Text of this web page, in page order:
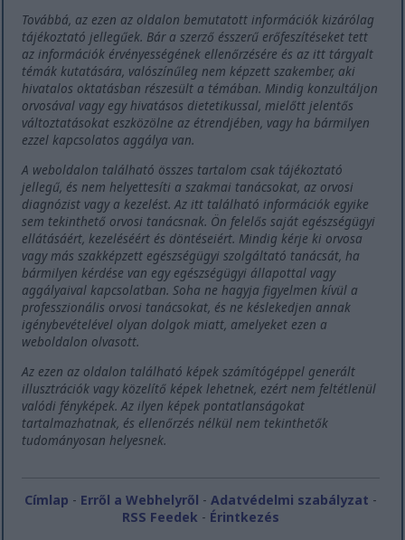
Továbbá, az ezen az oldalon bemutatott információk kizárólag
tájékoztató jellegűek. Bár a szerző ésszerű erőfeszítéseket tett
az információk érvényességének ellenőrzésére és az itt tárgyalt
témák kutatására, valószínűleg nem képzett szakember, aki
hivatalos oktatásban részesült a témában. Mindig konzultáljon
orvosával vagy egy hivatásos dietetikussal, mielőtt jelentős
változtatásokat eszközölne az étrendjében, vagy ha bármilyen
ezzel kapcsolatos aggálya van.
A weboldalon található összes tartalom csak tájékoztató
jellegű, és nem helyettesíti a szakmai tanácsokat, az orvosi
diagnózist vagy a kezelést. Az itt található információk egyike
sem tekinthető orvosi tanácsnak. Ön felelős saját egészségügyi
ellátásáért, kezeléséért és döntéseiért. Mindig kérje ki orvosa
vagy más szakképzett egészségügyi szolgáltató tanácsát, ha
bármilyen kérdése van egy egészségügyi állapottal vagy
aggályaival kapcsolatban. Soha ne hagyja figyelmen kívül a
professzionális orvosi tanácsokat, és ne késlekedjen annak
igénybevételével olyan dolgok miatt, amelyeket ezen a
weboldalon olvasott.
Az ezen az oldalon található képek számítógéppel generált
illusztrációk vagy közelítő képek lehetnek, ezért nem feltétlenül
valódi fényképek. Az ilyen képek pontatlanságokat
tartalmazhatnak, és ellenőrzés nélkül nem tekinthetők
tudományosan helyesnek.
Címlap - Erről a Webhelyről -Adatvédelmi szabályzat -
RSS Feedek - Érintkezés